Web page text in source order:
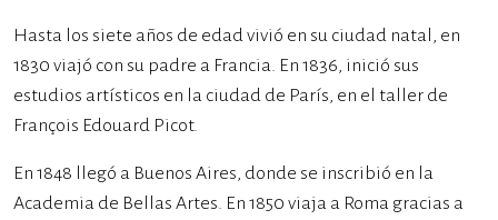
Hasta los siete años de edad vivió en su ciudad natal, en
1830 viajó con su padre a Francia. En 1836, inició sus
estudios artísticos en la ciudad de París, en el taller de
François Edouard Picot.
En 1848 llegó a Buenos Aires, donde se inscribió en la
Academia de Bellas Artes. En 1850 viaja a Roma gracias a